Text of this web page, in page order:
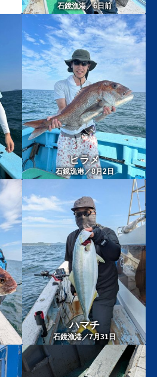
石鏡漁港／6日前
ヒラメ
石鏡漁港／8月2日
ハマチ
石鏡漁港／7月31日